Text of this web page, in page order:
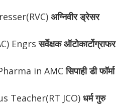
अग्निवीर ड्रेसर
Engrsसर्वेक्षक ऑटोकार्टोग्राफर
in AMCसिपाही डी फॉर्मा
Teacher(RT JCO) धर्म गुरु